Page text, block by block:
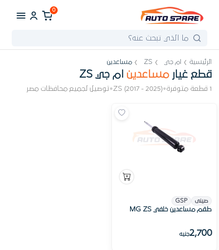
0
الرئيسية ام جي ZS مساعدين
قطع غيار مساعدين ام جي ZS
1 قطعة متوفرة •
ZS (2017 - 2025)
•توصيل لجميع محافظات مصر
صينى GSP
طقم مساعدين خلفي MG ZS
2,700جنيه